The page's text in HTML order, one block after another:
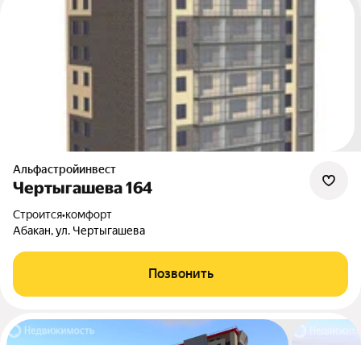
Альфастройинвест
Чертыгашева 164
Строится•комфорт
Абакан, ул. Чертыгашева
Позвонить